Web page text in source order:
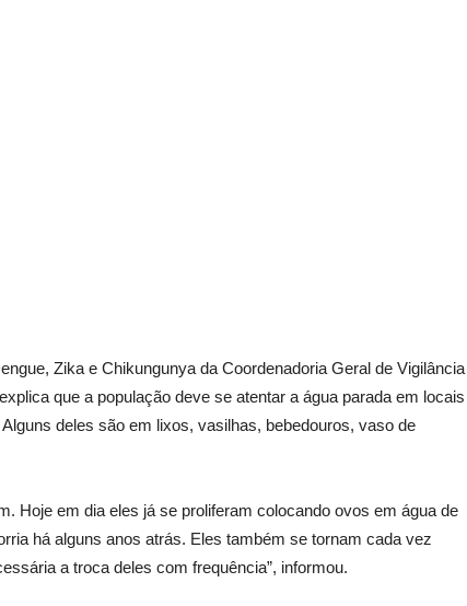
Zika e Chikungunya da Coordenadoria Geral de Vigilância
que a população deve se atentar a água parada em locais
deles são em lixos, vasilhas, bebedouros, vaso de
Hoje em dia eles já se proliferam colocando ovos em água de
há alguns anos atrás. Eles também se tornam cada vez
a troca deles com frequência”, informou.